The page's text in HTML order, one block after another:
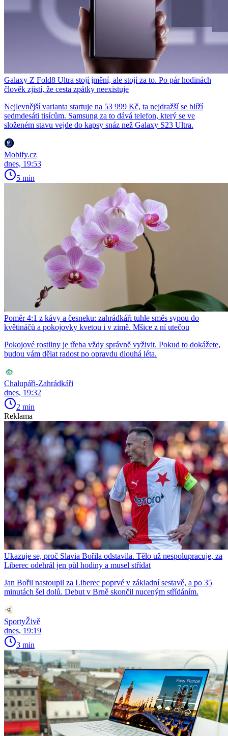
Galaxy Z Fold8 Ultra stojí jmění, ale stojí za to. Po pár hodinách
člověk zjistí, že cesta zpátky neexistuje
Nejlevnější varianta startuje na 53 999 Kč, ta nejdražší se blíží
sedmdesáti tisícům. Samsung za to dává telefon, který se ve
složeném stavu vejde do kapsy snáz než Galaxy S23 Ultra.
Mobify.cz
dnes, 19:53
5 min
Poměr 4:1 z kávy a česneku: zahrádkáři tuhle směs sypou do
květináčů a pokojovky kvetou i v zimě. Mšice z ní utečou
Pokojové rostliny je třeba vždy správně vyživit. Pokud to dokážete,
budou vám dělat radost po opravdu dlouhá léta.
Chalupáři-Zahrádkáři
dnes, 19:32
2 min
Reklama
Ukazuje se, proč Slavia Bořila odstavila. Tělo už nespolupracuje, za
Liberec odehrál jen půl hodiny a musel střídat
Jan Bořil nastoupil za Liberec poprvé v základní sestavě, a po 35
minutách šel dolů. Debut v Brně skončil nuceným střídáním.
SportyŽivě
dnes, 19:19
3 min